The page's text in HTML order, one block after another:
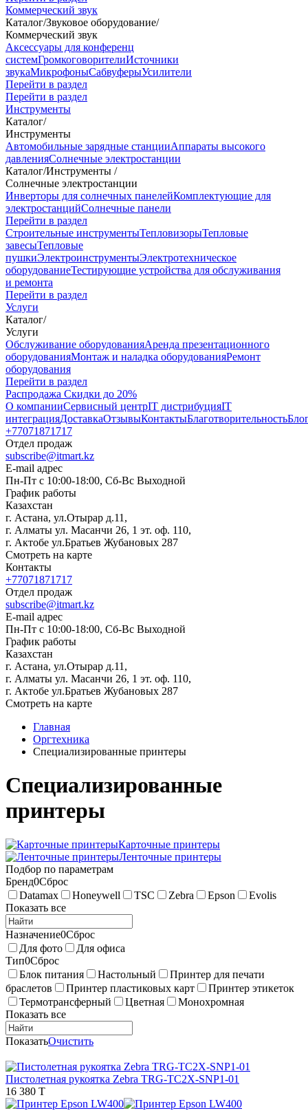
Коммерческий звук
Каталог/Звуковое оборудование/
Коммерческий звук
Аксессуары для конференц
системГромкоговорителиИсточники
звукаМикрофоныСабвуферыУсилители
Перейти в раздел
Перейти в раздел
Инструменты
Каталог/
Инструменты
Автомобильные зарядные станцииАппараты высокого
давленияСолнечные электростанции
Каталог/Инструменты /
Солнечные электростанции
Инверторы для солнечных панелейКомплектующие для
электростанцийСолнечные панели
Перейти в раздел
Строительные инструментыТепловизорыТепловые
завесыТепловые
пушкиЭлектроинструментыЭлектротехническое
оборудованиеТестирующие устройства для обслуживания
и ремонта
Перейти в раздел
Услуги
Каталог/
Услуги
Oбслуживание оборудованияАренда презентационного
оборудованияМонтаж и наладка оборудованияРемонт
оборудования
Перейти в раздел
Распродажа Скидки до 20%
О компанииСервисный центрIT дистрибуцияIT
интеграцияДоставкаОтзывыКонтактыБлаготворительность
+77071871717
Отдел продаж
subscribe@itmart.kz
E-mail адрес
Пн-Пт с 10:00-18:00, Сб-Вс Выходной
График работы
Казахстан
г. Астана, ул.Отырар д.11,
г. Алматы ул. Масанчи 26, 1 эт. оф. 110,
г. Актобе ул.Братьев Жубановых 287
Смотреть на карте
Контакты
+77071871717
Отдел продаж
subscribe@itmart.kz
E-mail адрес
Пн-Пт с 10:00-18:00, Сб-Вс Выходной
График работы
Казахстан
г. Астана, ул.Отырар д.11,
г. Алматы ул. Масанчи 26, 1 эт. оф. 110,
г. Актобе ул.Братьев Жубановых 287
Смотреть на карте
Главная
Оргтехника
Специализированные принтеры
Специализированные
принтеры
Карточные принтеры
Ленточные принтеры
Подбор по параметрам
Бренд0Сброс
Datamax
Honeywell TSC Zebra Epson
Evolis
Показать все
Назначение0Сброс
Для фото
Для офиса
Тип0Сброс
Блок питания
Настольный
Принтер для печати
браслетов
Принтер пластиковых карт
Принтер этикеток
Термотрансферный
Цветная
Монохромная
Показать все
ПоказатьОчистить
Пистолетная рукоятка Zebra TRG-TC2X-SNP1-01
16 380 T